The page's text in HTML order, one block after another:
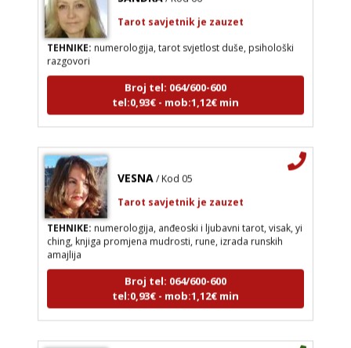
TEHNIKE:numerologija, tarot svjetlost duše, psihološki
razgovori
Broj tel: 064/600-600
tel:0,93€ - mob:1,12€ min
TEHNIKE:numerologija, anđeoski i ljubavni tarot, visak, yi
ching, knjiga promjena mudrosti, rune, izrada runskih
amajlija
Broj tel: 064/600-600
tel:0,93€ - mob:1,12€ min